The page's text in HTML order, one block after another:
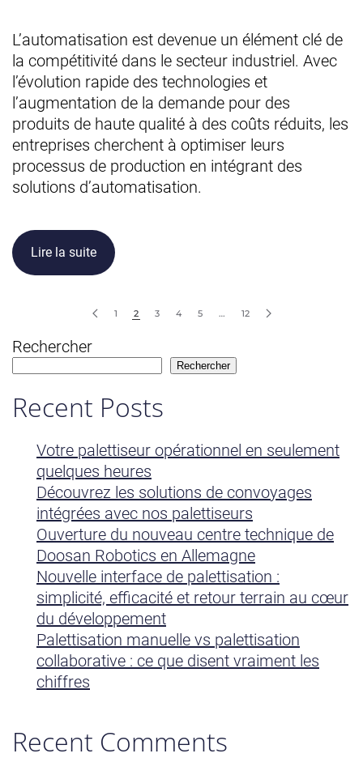
L’automatisation est devenue un élément clé de
la compétitivité dans le secteur industriel. Avec
l’évolution rapide des technologies et
l’augmentation de la demande pour des
produits de haute qualité à des coûts réduits, les
entreprises cherchent à optimiser leurs
processus de production en intégrant des
solutions d’automatisation.
Lire la suite
1 2 3 4 5 … 12
Rechercher
Rechercher
Recent Posts
Votre palettiseur opérationnel en seulement
quelques heures
Découvrez les solutions de convoyages
intégrées avec nos palettiseurs
Ouverture du nouveau centre technique de
Doosan Robotics en Allemagne
Nouvelle interface de palettisation :
simplicité, efficacité et retour terrain au cœur
du développement
Palettisation manuelle vs palettisation
collaborative : ce que disent vraiment les
chiffres
Recent Comments